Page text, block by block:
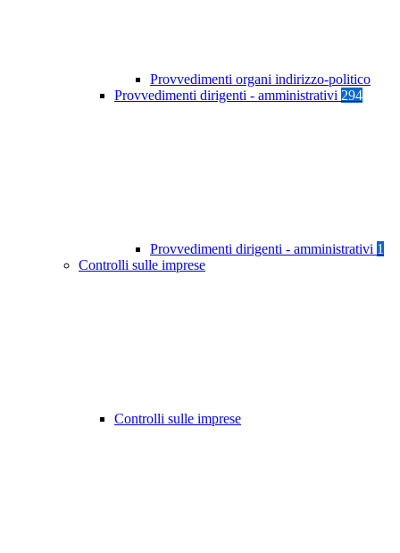
Provvedimenti organi indirizzo-politico
Provvedimenti dirigenti - amministrativi 294
Provvedimenti dirigenti - amministrativi 1
Controlli sulle imprese
Controlli sulle imprese